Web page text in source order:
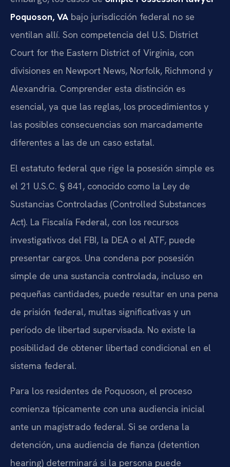
Poquoson, VA bajo jurisdicción federal no se
ventilan allí. Son competencia del U.S. District
Court for the Eastern District of Virginia, con
divisiones en Newport News, Norfolk, Richmond y
Alexandria. Comprender esta distinción es
esencial, ya que las reglas, los procedimientos y
las posibles consecuencias son marcadamente
diferentes a las de un caso estatal.
El estatuto federal que rige la posesión simple es
el 21 U.S.C. § 841, conocido como la Ley de
Sustancias Controladas (Controlled Substances
Act). La Fiscalía Federal, con los recursos
investigativos del FBI, la DEA o el ATF, puede
presentar cargos. Una condena por posesión
simple de una sustancia controlada, incluso en
pequeñas cantidades, puede resultar en una pena
de prisión federal, multas significativas y un
período de libertad supervisada. No existe la
posibilidad de obtener libertad condicional en el
sistema federal.
Para los residentes de Poquoson, el proceso
comienza típicamente con una audiencia inicial
ante un magistrado federal. Si se ordena la
detención, una audiencia de fianza (detention
hearing) determinará si la persona puede